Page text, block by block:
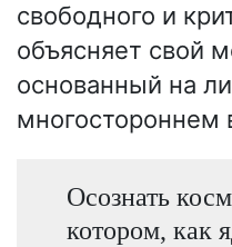
свободного и
объясняет свой
основанный на
многостороннем
Осознать
котором, как